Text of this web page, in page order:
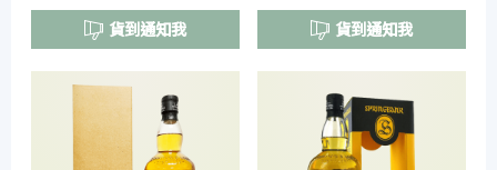
貨到通知我 貨到通知我